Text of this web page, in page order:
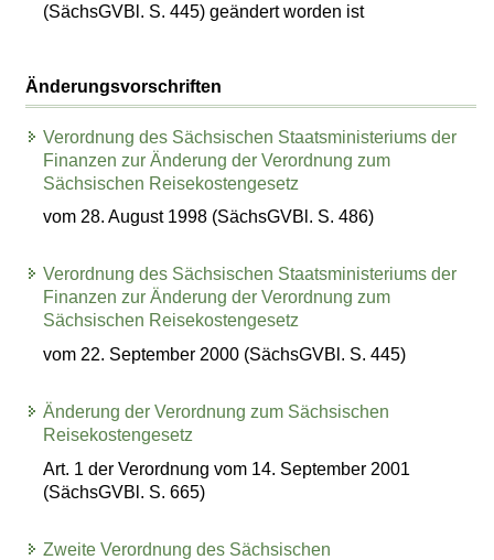
(SächsGVBl. S. 445) geändert worden ist
Änderungsvorschriften
Verordnung des Sächsischen Staatsministeriums der
Finanzen zur Änderung der Verordnung zum
Sächsischen Reisekostengesetz
vom 28. August 1998 (SächsGVBl. S. 486)
Verordnung des Sächsischen Staatsministeriums der
Finanzen zur Änderung der Verordnung zum
Sächsischen Reisekostengesetz
vom 22. September 2000 (SächsGVBl. S. 445)
Änderung der Verordnung zum Sächsischen
Reisekostengesetz
Art. 1 der Verordnung vom 14. September 2001
(SächsGVBl. S. 665)
Zweite Verordnung des Sächsischen